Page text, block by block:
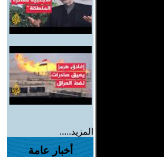
المزيد.....
أخبار عامة